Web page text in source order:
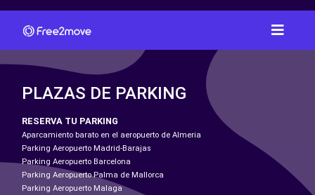
PLAZAS DE PARKING
RESERVA TU PARKING
Aparcamiento barato en el aeropuerto de Almeria
Parking Aeropuerto Madrid-Barajas
Parking Aeropuerto Barcelona
Parking Aeropuerto Palma de Mallorca
Parking Aeropuerto Malaga